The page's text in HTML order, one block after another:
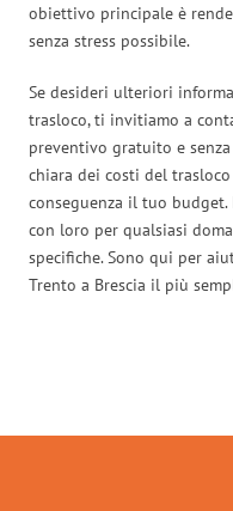
obiettivo principale è
senza stress possibile.
Se desideri ulteriori
trasloco, ti invitiamo a
preventivo gratuito e
chiara dei costi del
conseguenza il tuo
con loro per qualsiasi
specifiche. Sono qui per
Trento a Brescia il più